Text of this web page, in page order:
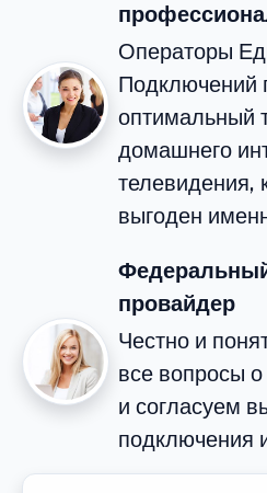
Операторы
Подключений
оптимальный
домашнего
телевидения,
выгоден
провайдер
Честно и
все вопросы
и согласуем
подключения